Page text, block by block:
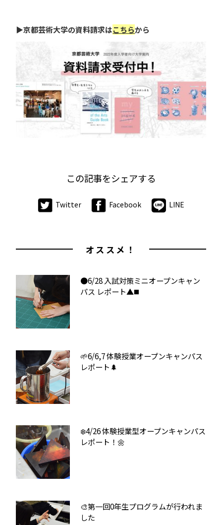
▶京都芸術大学の資料請求はこちらから
この記事をシェアする
Twitter Facebook LINE
オススメ！
●6/28 入試対策ミニオープンキャン
パス レポート▲◼️
🌱6/6,7 体験授業オープンキャンパス
レポート🌲
❄️4/26 体験授業型オープンキャンパス
レポート！🌼
🎨第一回0年生プログラムが行われま
した